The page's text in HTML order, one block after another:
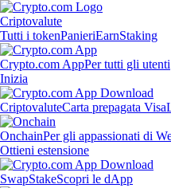
Criptovalute
Tutti i tokenPanieriEarnStaking
Crypto.com AppPer tutti gli utenti
Inizia
CriptovaluteCarta prepagata Visa
OnchainPer gli appassionati di
Ottieni estensione
SwapStakeScopri le dApp